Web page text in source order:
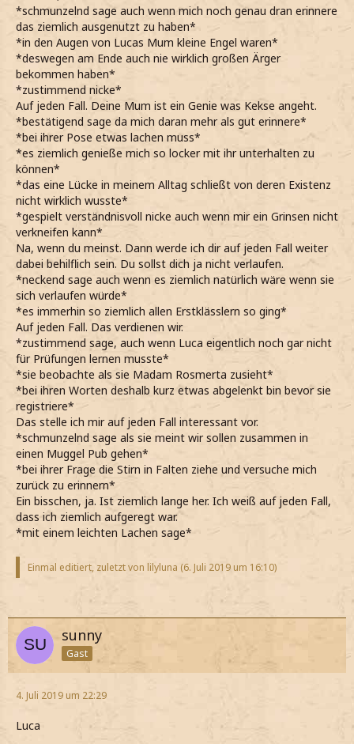
*schmunzelnd sage auch wenn mich noch genau dran erinnere
das ziemlich ausgenutzt zu haben*
*in den Augen von Lucas Mum kleine Engel waren*
*deswegen am Ende auch nie wirklich großen Ärger
bekommen haben*
*zustimmend nicke*
Auf jeden Fall. Deine Mum ist ein Genie was Kekse angeht.
*bestätigend sage da mich daran mehr als gut erinnere*
*bei ihrer Pose etwas lachen muss*
*es ziemlich genieße mich so locker mit ihr unterhalten zu
können*
*das eine Lücke in meinem Alltag schließt von deren Existenz
nicht wirklich wusste*
*gespielt verständnisvoll nicke auch wenn mir ein Grinsen nicht
verkneifen kann*
Na, wenn du meinst. Dann werde ich dir auf jeden Fall weiter
dabei behilflich sein. Du sollst dich ja nicht verlaufen.
*neckend sage auch wenn es ziemlich natürlich wäre wenn sie
sich verlaufen würde*
*es immerhin so ziemlich allen Erstklässlern so ging*
Auf jeden Fall. Das verdienen wir.
*zustimmend sage, auch wenn Luca eigentlich noch gar nicht
für Prüfungen lernen musste*
*sie beobachte als sie Madam Rosmerta zusieht*
*bei ihren Worten deshalb kurz etwas abgelenkt bin bevor sie
registriere*
Das stelle ich mir auf jeden Fall interessant vor.
*schmunzelnd sage als sie meint wir sollen zusammen in
einen Muggel Pub gehen*
*bei ihrer Frage die Stirn in Falten ziehe und versuche mich
zurück zu erinnern*
Ein bisschen, ja. Ist ziemlich lange her. Ich weiß auf jeden Fall,
dass ich ziemlich aufgeregt war.
*mit einem leichten Lachen sage*
Einmal editiert, zuletzt von lilyluna (6. Juli 2019 um 16:10)
sunny
Gast
4. Juli 2019 um 22:29
Luca